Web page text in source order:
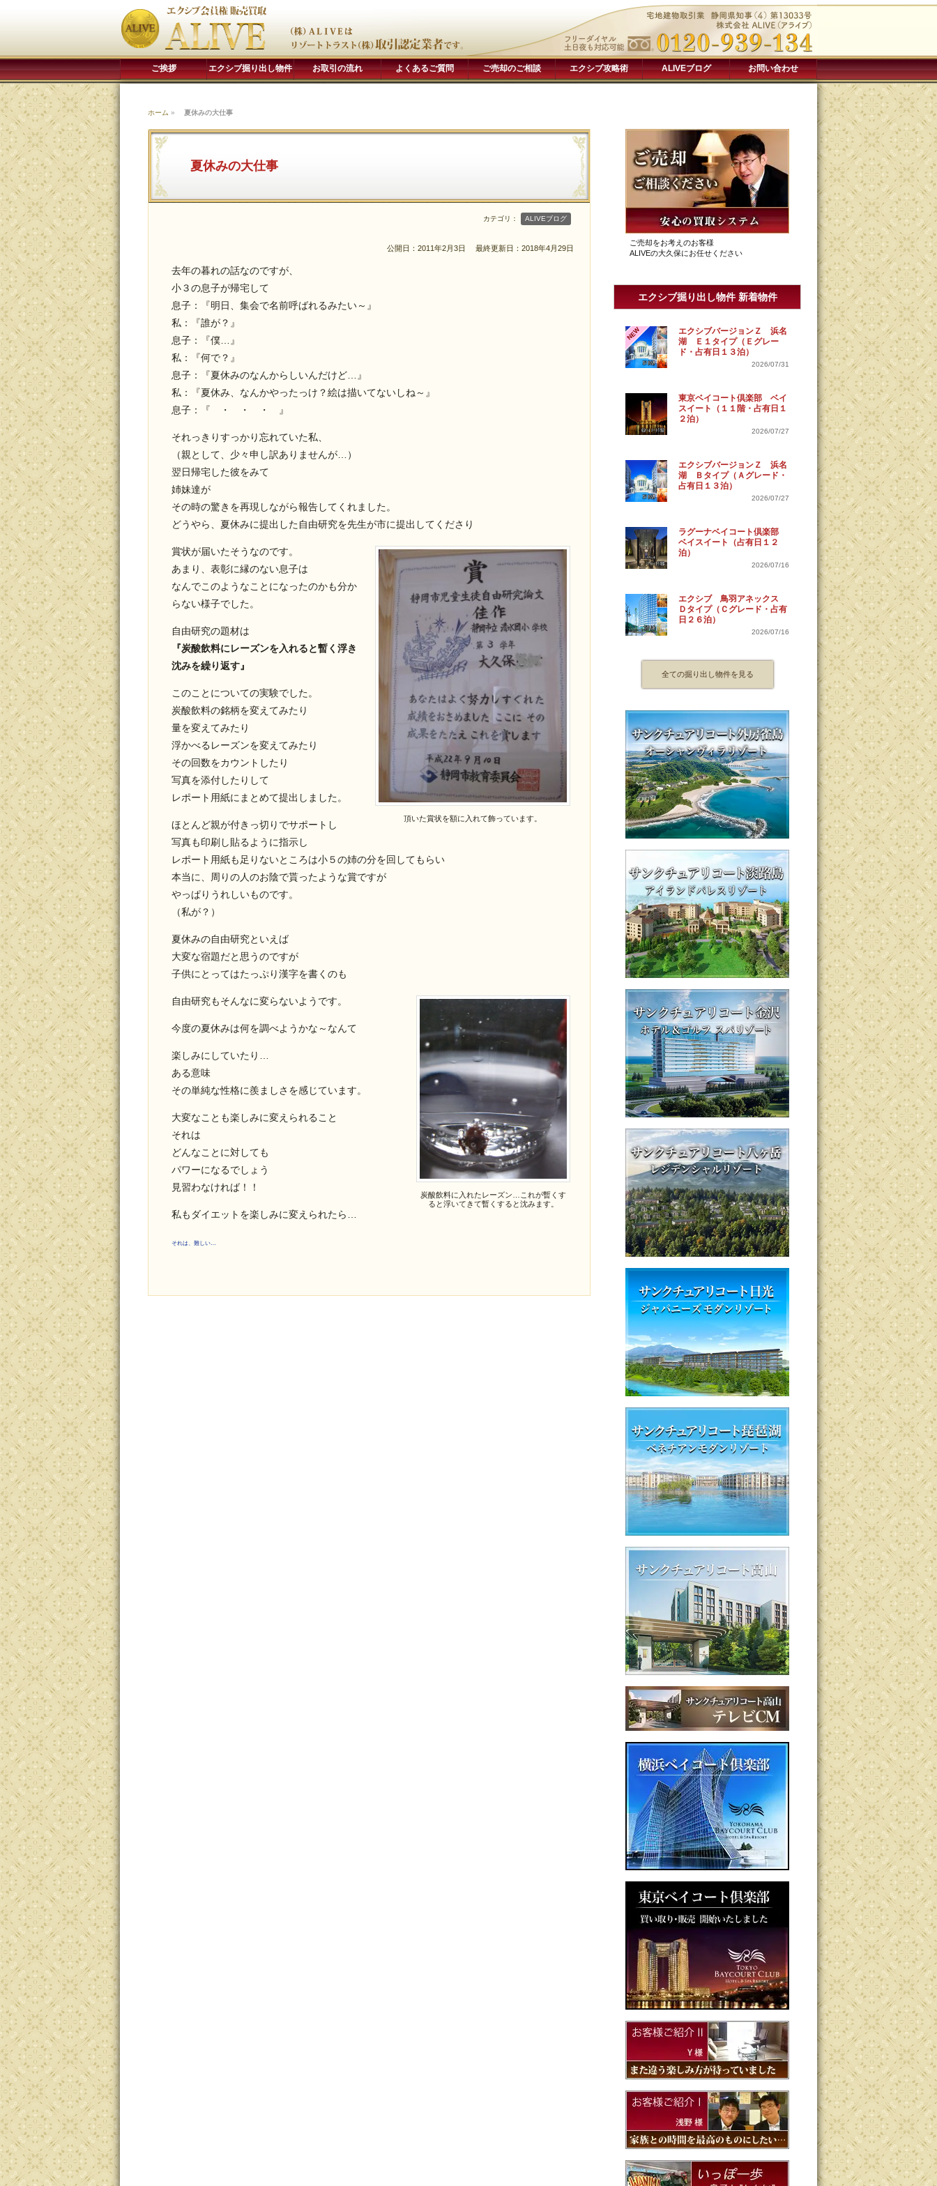
ご挨拶 エクシブ掘り出し物件 お取引の流れ よくあるご質問 ご売却のご相談 エクシブ攻略術 ALIVEブログ お問い合わせ
ホーム » 夏休みの大仕事
夏休みの大仕事
カテゴリ： ALIVEブログ
公開日：2011年2月3日 最終更新日：2018年4月29日
去年の暮れの話なのですが、
小３の息子が帰宅して
息子：『明日、集会で名前呼ばれるみたい～』
私：『誰が？』
息子：『僕…』
私：『何で？』
息子：『夏休みのなんからしいんだけど…』
私：『夏休み、なんかやったっけ？絵は描いてないしね～』
息子：『 ・ ・ ・ 』
それっきりすっかり忘れていた私、
（親として、少々申し訳ありませんが…）
翌日帰宅した彼をみて
姉妹達が
その時の驚きを再現しながら報告してくれました。
どうやら、夏休みに提出した自由研究を先生が市に提出してくださり
頂いた賞状を額に入れて飾っています。
賞状が届いたそうなのです。
あまり、表彰に縁のない息子は
なんでこのようなことになったのかも分か
らない様子でした。
自由研究の題材は
『炭酸飲料にレーズンを入れると暫く浮き
沈みを繰り返す』
このことについての実験でした。
炭酸飲料の銘柄を変えてみたり
量を変えてみたり
浮かべるレーズンを変えてみたり
その回数をカウントしたり
写真を添付したりして
レポート用紙にまとめて提出しました。
ほとんど親が付きっ切りでサポートし
写真も印刷し貼るように指示し
レポート用紙も足りないところは小５の姉の分を回してもらい
本当に、周りの人のお陰で貰ったような賞ですが
やっぱりうれしいものです。
（私が？）
夏休みの自由研究といえば
大変な宿題だと思うのですが
子供にとってはたっぷり漢字を書くのも
炭酸飲料に入れたレーズン…これが暫くす
ると浮いてきて暫くすると沈みます。
自由研究もそんなに変らないようです。
今度の夏休みは何を調べようかな～なんて
楽しみにしていたり…
ある意味
その単純な性格に羨ましさを感じています。
大変なことも楽しみに変えられること
それは
どんなことに対しても
パワーになるでしょう
見習わなければ！！
私もダイエットを楽しみに変えられたら…
それは、難しい…
ご売却をお考えのお客様
ALIVEの大久保にお任せください
エクシブ掘り出し物件 新着物件
NEW
エクシブバージョンＺ 浜名
湖 Ｅ１タイプ（Ｅグレー
ド・占有日１３泊）
2026/07/31
東京ベイコート倶楽部 ベイ
スイート（１１階・占有日１
２泊）
2026/07/27
エクシブバージョンＺ 浜名
湖 Ｂタイプ（Ａグレード・
占有日１３泊）
2026/07/27
ラグーナベイコート倶楽部
ベイスイート（占有日１２
泊）
2026/07/16
エクシブ 鳥羽アネックス
Ｄタイプ（Ｃグレード・占有
日２６泊）
2026/07/16
全ての掘り出し物件を見る